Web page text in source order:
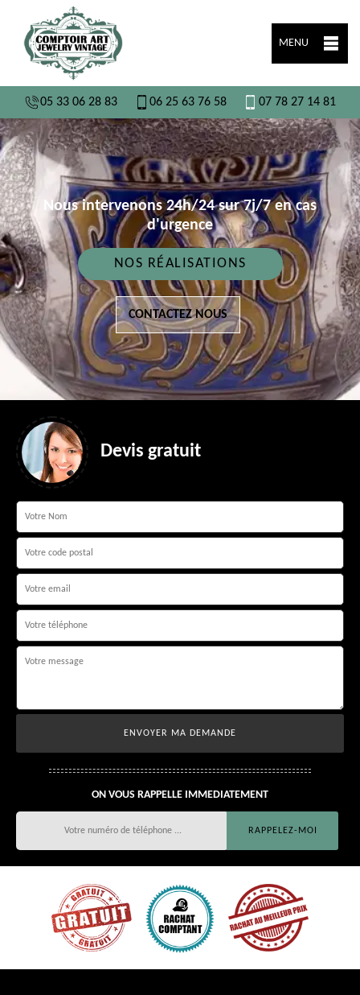
MENU
05 33 06 28 83 06 25 63 76 58 07 78 27 14 81
Nous intervenons 24h/24 sur 7j/7 en cas
d'urgence
NOS RÉALISATIONS
CONTACTEZ NOUS
Devis gratuit
ON VOUS RAPPELLE IMMEDIATEMENT